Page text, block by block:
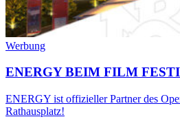
Werbung
ENERGY BEIM FILM
ENERGY ist offizieller Partner des
Rathausplatz!